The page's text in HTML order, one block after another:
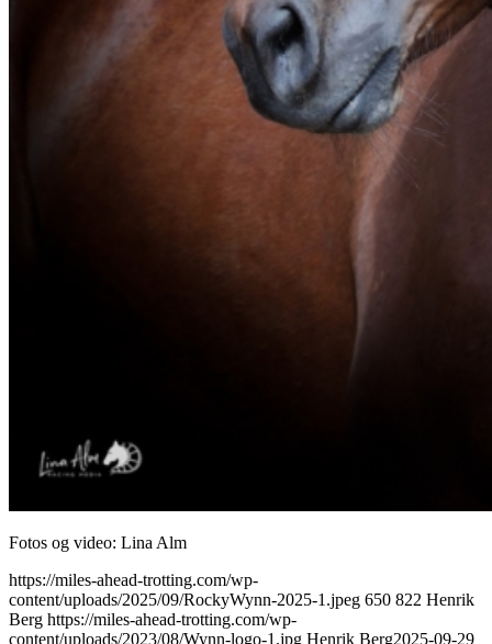
Fotos og video: Lina Alm
https://miles-ahead-trotting.com/wp-
content/uploads/2025/09/RockyWynn-2025-1.jpeg 650 822 Henrik
Berg https://miles-ahead-trotting.com/wp-
content/uploads/2023/08/Wynn-logo-1.jpg Henrik Berg2025-09-29